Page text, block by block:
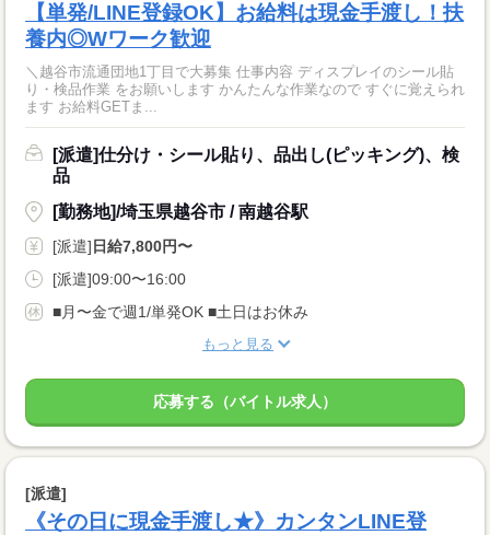
【単発/LINE登録OK】お給料は現金手渡し！扶
養内◎Wワーク歓迎
＼越谷市流通団地1丁目で大募集 仕事内容 ディスプレイのシール貼
り・検品作業 をお願いします かんたんな作業なので すぐに覚えられ
ます お給料GETま...
[派遣]仕分け・シール貼り、品出し(ピッキング)、検
品
[勤務地]/埼玉県越谷市 / 南越谷駅
[派遣] 日給7,800円〜
[派遣]09:00〜16:00
■月〜金で週1/単発OK ■土日はお休み
もっと見る
応募する（バイトル求人）
[派遣]
《その日に現金手渡し★》カンタンLINE登